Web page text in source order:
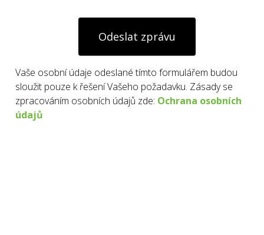
Odeslat zprávu
Vaše osobní údaje odeslané tímto formulářem budou
sloužit pouze k řešení Vašeho požadavku. Zásady se
zpracováním osobních údajů zde: Ochrana osobních
údajů